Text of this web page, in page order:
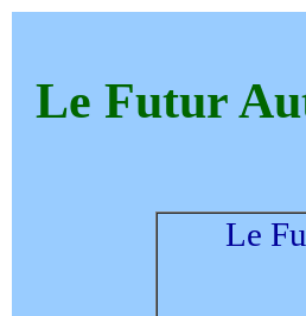
Le Futur
Le